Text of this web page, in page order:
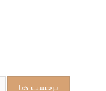
برچسب ها